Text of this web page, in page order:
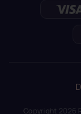
Copyright 2026